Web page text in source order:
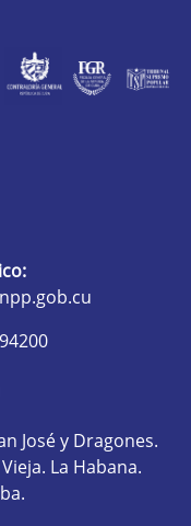
José y Dragones.
La Habana.